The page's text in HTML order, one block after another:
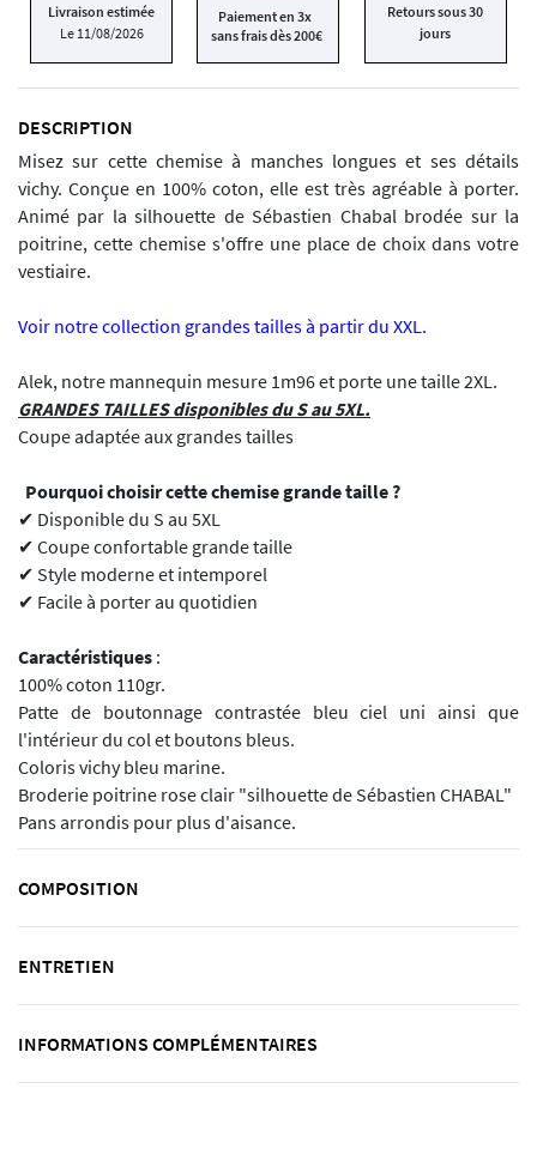
Livraison estimée
Le 11/08/2026
Paiement en 3x
sans frais dès 200€
Retours sous 30
jours
DESCRIPTION
Misez sur cette chemise à manches longues et ses détails
vichy. Conçue en 100% coton, elle est très agréable à porter.
Animé par la silhouette de Sébastien Chabal brodée sur la
poitrine, cette chemise s'offre une place de choix dans votre
vestiaire.
Voir notre collection grandes tailles à partir du XXL.
Alek, notre mannequin mesure 1m96 et porte une taille 2XL.
GRANDES TAILLES disponibles du S au 5XL.
Coupe adaptée aux grandes tailles
Pourquoi choisir cette chemise grande taille ?
✔ Disponible du S au 5XL
✔ Coupe confortable grande taille
✔ Style moderne et intemporel
✔ Facile à porter au quotidien
Caractéristiques :
100% coton 110gr.
Patte de boutonnage contrastée bleu ciel uni ainsi que
l'intérieur du col et boutons bleus.
Coloris vichy bleu marine.
Broderie poitrine rose clair "silhouette de Sébastien CHABAL"
Pans arrondis pour plus d'aisance.
COMPOSITION
ENTRETIEN
INFORMATIONS COMPLÉMENTAIRES